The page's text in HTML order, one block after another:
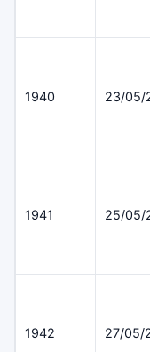
1940 23/05/
1941 25/05/
1942 27/05/